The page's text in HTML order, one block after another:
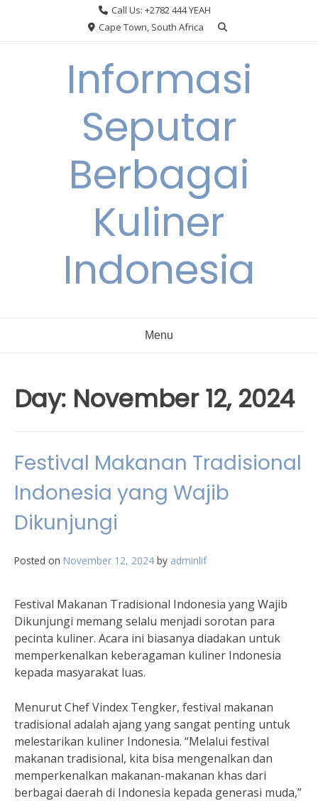
Call Us: +2782 444 YEAH
Cape Town, South Africa
Informasi
Seputar
Berbagai
Kuliner
Indonesia
Menu
Day: November 12, 2024
Festival Makanan Tradisional
Indonesia yang Wajib
Dikunjungi
Posted on November 12, 2024 by adminlif
Festival Makanan Tradisional Indonesia yang Wajib
Dikunjungi memang selalu menjadi sorotan para
pecinta kuliner. Acara ini biasanya diadakan untuk
memperkenalkan keberagaman kuliner Indonesia
kepada masyarakat luas.
Menurut Chef Vindex Tengker, festival makanan
tradisional adalah ajang yang sangat penting untuk
melestarikan kuliner Indonesia. “Melalui festival
makanan tradisional, kita bisa mengenalkan dan
memperkenalkan makanan-makanan khas dari
berbagai daerah di Indonesia kepada generasi muda,”